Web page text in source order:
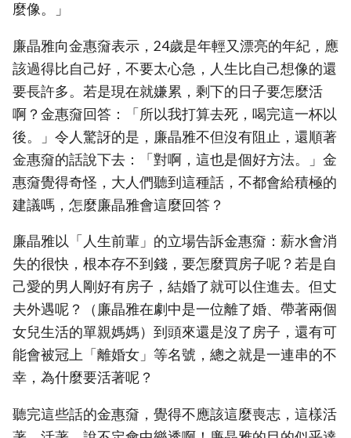
麼像。」
廉晶雅向金惠奫表示，24歲是年輕又漂亮的年紀，應
該過得比自己好，不要太心急，人生比自己想像的還
要長許多。若是現在就嫌累，剩下的日子要怎麼活
啊？金惠奫回答：「所以我打算去死，喝完這一杯以
後。」令人驚訝的是，廉晶雅不但沒有阻止，還順著
金惠奫的話說下去：「對啊，這也是個好方法。」金
惠奫覺得奇怪，大人們聽到這種話，不都會給積極的
建議嗎，怎麼廉晶雅會這麼回答？
廉晶雅以「人生前輩」的立場告訴金惠奫：薪水會消
失的很快，根本存不到錢，要怎麼買房子呢？若是自
己愛的男人剛好有房子，結婚了就可以住進去。但丈
夫外遇呢？（廉晶雅在劇中是一位離了婚、帶著兩個
女兒生活的單親媽媽）到頭來還是沒了房子，還有可
能會被冠上「離婚女」等名號，總之就是一連串的不
幸，為什麼要活著呢？
聽完這些話的金惠奫，覺得不應該這麼喪志，這樣活